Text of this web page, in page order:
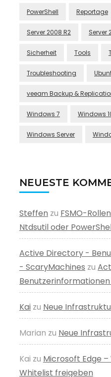
PowerShell Reportage
Server 2008 R2 Server
Sicherheit Tools
Troubleshooting
veeam Backup &
Windows 7 Windows
Windows Server
NEUESTE
Steffen zu FSMO-
Ntdsutil oder
Active Directory -
- ScaryMachines zu
Kai zu Neue
Marian zu Neue
Kai zu Microsoft Edge
Whitelist freigeben